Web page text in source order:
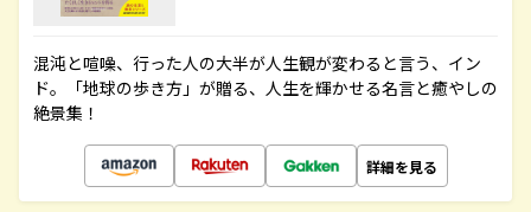
混沌と喧噪、行った人の大半が人生観が変わると言う、イン
ド。「地球の歩き方」が贈る、人生を輝かせる名言と癒やしの
絶景集！
詳細を見る